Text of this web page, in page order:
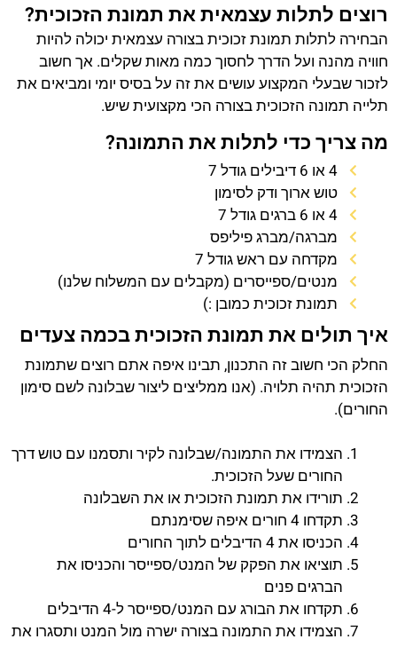
רוצים לתלות עצמאית את תמונת הזכוכית?
הבחירה לתלות תמונת זכוכית בצורה עצמאית יכולה להיות
חוויה מהנה ועל הדרך לחסוך כמה מאות שקלים. אך חשוב
לזכור שבעלי המקצוע עושים את זה על בסיס יומי ומביאים את
תלייה תמונה הזכוכית בצורה הכי מקצועית שיש.
מה צריך כדי לתלות את התמונה?
4 או 6 דיבילים גודל 7
טוש ארוך ודק לסימון
4 או 6 ברגים גודל 7
מברגה/מברג פיליפס
מקדחה עם ראש גודל 7
מנטים/ספייסרים (מקבלים עם המשלוח שלנו)
תמונת זכוכית כמובן :)
איך תולים את תמונת הזכוכית בכמה צעדים
החלק הכי חשוב זה התכנון, תבינו איפה אתם רוצים שתמונת
הזכוכית תהיה תלויה. (אנו ממליצים ליצור שבלונה לשם סימון
החורים).
הצמידו את התמונה/שבלונה לקיר ותסמנו עם טוש דרך
החורים שעל הזכוכית.
תורידו את תמונת הזכוכית או את השבלונה
תקדחו 4 חורים איפה שסימנתם
הכניסו את 4 הדיבלים לתוך החורים
תוציאו את הפקק של המנט/ספייסר והכניסו את
הברגים פנים
תקדחו את הבורג עם המנט/ספייסר ל-4 הדיבלים
הצמידו את התמונה בצורה ישרה מול המנט ותסגרו את